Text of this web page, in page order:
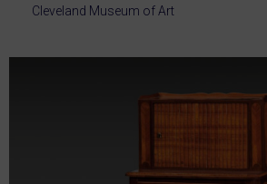
Cleveland Museum of Art